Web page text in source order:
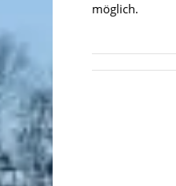
möglich.